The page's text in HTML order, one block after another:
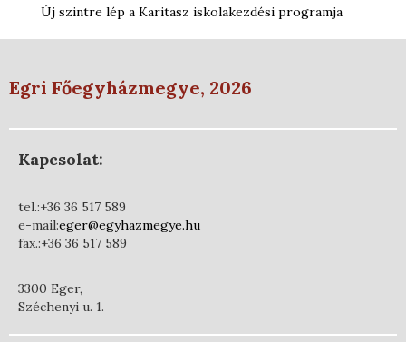
Új szintre lép a Karitasz iskolakezdési programja
Egri Főegyházmegye, 2026
Kapcsolat:
tel.:+36 36 517 589
e-mail:eger@egyhazmegye.hu
fax.:+36 36 517 589
3300 Eger,
Széchenyi u. 1.